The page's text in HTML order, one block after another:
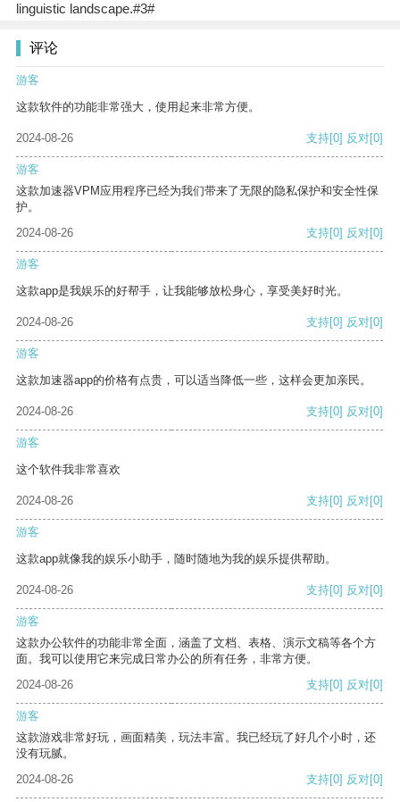
linguistic landscape.#3#
评论
游客
这款软件的功能非常强大，使用起来非常方便。
2024-08-26 支持[0] 反对[0]
游客
这款加速器VPM应用程序已经为我们带来了无限的隐私保护和安全性保
护。
2024-08-26
支持[0] 反对[0]
游客
这款app是我娱乐的好帮手，让我能够放松身心，享受美好时光。
2024-08-26 支持[0] 反对[0]
游客
这款加速器app的价格有点贵，可以适当降低一些，这样会更加亲民。
2024-08-26 支持[0] 反对[0]
游客
这个软件我非常喜欢
2024-08-26 支持[0] 反对[0]
游客
这款app就像我的娱乐小助手，随时随地为我的娱乐提供帮助。
2024-08-26 支持[0] 反对[0]
游客
这款办公软件的功能非常全面，涵盖了文档、表格、演示文稿等各个方
面。我可以使用它来完成日常办公的所有任务，非常方便。
2024-08-26
支持[0] 反对[0]
游客
这款游戏非常好玩，画面精美，玩法丰富。我已经玩了好几个小时，还
没有玩腻。
2024-08-26
支持[0] 反对[0]